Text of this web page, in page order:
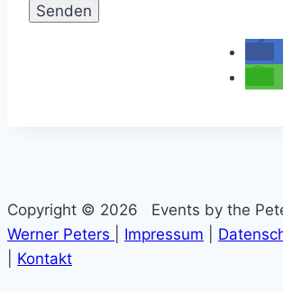
Copyright © 2026 Events by the
Werner Peters
Impressum
Kontakt